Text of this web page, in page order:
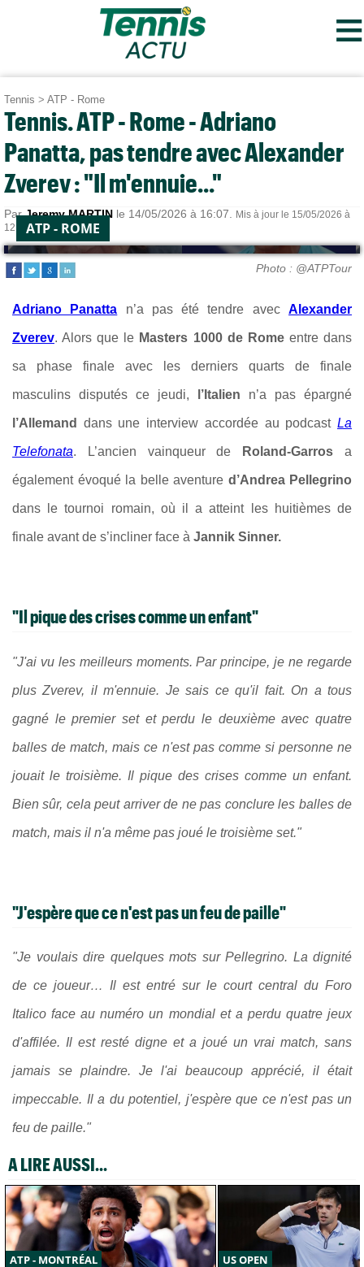
≡
Tennis > ATP - Rome
Tennis. ATP - Rome - Adriano
Panatta, pas tendre avec Alexander
Zverev : "Il m'ennuie..."
ParJeremy MARTIN le 14/05/2026 à 16:07.
Mis à jour le 15/05/2026 à
12:32.ATP - ROME
Photo : @ATPTour
Adriano Panatta n’a pas été tendre avecAlexander
Zverev. Alors que le Masters 1000 de Rome entre dans
sa phase finale avec les derniers quarts de finale
masculins disputés ce jeudi, l’Italien n’a pas épargné
l’Allemand dans une interview accordée au podcast La
Telefonata. L’ancien vainqueur de Roland-Garros a
également évoqué la belle aventure d’Andrea Pellegrino
dans le tournoi romain, où il a atteint les huitièmes de
finale avant de s’incliner face à Jannik Sinner.
"Il pique des crises comme un enfant"
"J'ai vu les meilleurs moments. Par principe, je ne regarde
plus Zverev, il m'ennuie. Je sais ce qu'il fait. On a tous
gagné le premier set et perdu le deuxième avec quatre
balles de match, mais ce n'est pas comme si personne ne
jouait le troisième. Il pique des crises comme un enfant.
Bien sûr, cela peut arriver de ne pas conclure les balles de
match, mais il n'a même pas joué le troisième set."
"J'espère que ce n'est pas un feu de paille"
"Je voulais dire quelques mots sur Pellegrino. La dignité
de ce joueur… Il est entré sur le court central du Foro
Italico face au numéro un mondial et a perdu quatre jeux
d'affilée. Il est resté digne et a joué un vrai match, sans
jamais se plaindre. Je l'ai beaucoup apprécié, il était
impeccable. Il a du potentiel, j'espère que ce n'est pas un
feu de paille."
A LIRE AUSSI...
ATP - MONTRÉAL US OPEN